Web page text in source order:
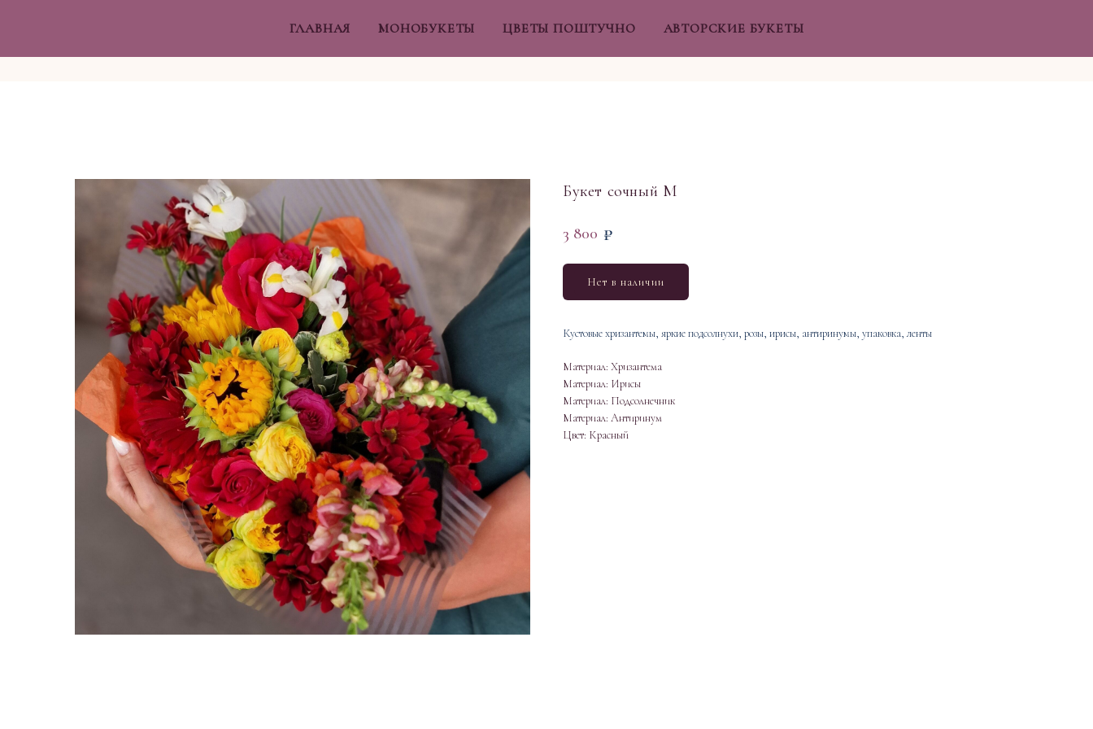
ГЛАВНАЯ МОНОБУКЕТЫ ЦВЕТЫ ПОШТУЧНО АВТОРСКИЕ БУКЕТЫ
Букет сочный M
3 800 ₽
Нет в наличии
Кустовые хризантемы, яркие подсолнухи, розы, ирисы, антиринумы, упаковка, ленты
Материал: Хризантема
Материал: Ирисы
Материал: Подсолнечник
Материал: Антиринум
Цвет: Красный